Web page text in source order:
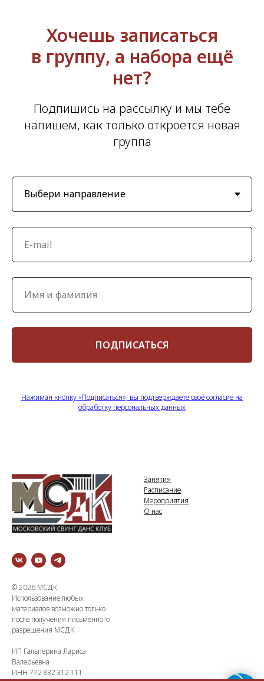
Хочешь записаться
в группу, а набора ещё
нет?
Подпишись на рассылку и мы тебе
напишем, как только откроется новая
группа
ПОДПИСАТЬСЯ
Нажимая кнопку «Подписаться», вы подтверждаете своё согласие на
обработку персональных данных
© 2026 МСДК
Использование любых
материалов возможно только
после получения письменного
разрешения МСДК
ИП Гальперина Лариса
Валерьевна
ИНН 772 832 312 111
Занятия
Расписание
Мероприятия
О нас